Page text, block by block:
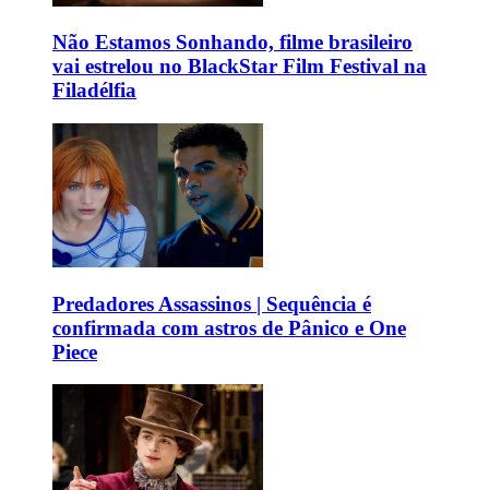
Não Estamos Sonhando, filme brasileiro
vai estrelou no BlackStar Film Festival na
Filadélfia
Predadores Assassinos | Sequência é
confirmada com astros de Pânico e One
Piece